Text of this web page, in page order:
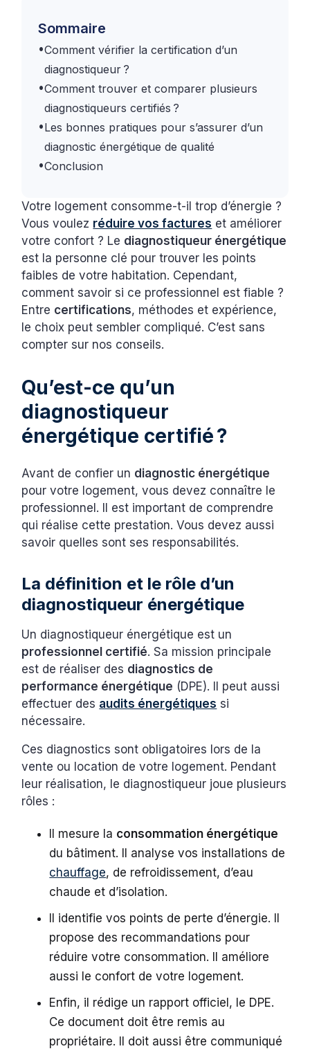
Sommaire
•Comment vérifier la certification d’un
diagnostiqueur ?
•Comment trouver et comparer plusieurs
diagnostiqueurs certifiés ?
•Les bonnes pratiques pour s’assurer d’un
diagnostic énergétique de qualité
•Conclusion
Votre logement consomme-t-il trop d’énergie ?
Vous voulez réduire vos factures et améliorer
votre confort ? Le diagnostiqueur énergétique
est la personne clé pour trouver les points
faibles de votre habitation. Cependant,
comment savoir si ce professionnel est fiable ?
Entre certifications, méthodes et expérience,
le choix peut sembler compliqué. C’est sans
compter sur nos conseils.
Qu’est-ce qu’un
diagnostiqueur
énergétique certifié ?
Avant de confier un diagnostic énergétique
pour votre logement, vous devez connaître le
professionnel. Il est important de comprendre
qui réalise cette prestation. Vous devez aussi
savoir quelles sont ses responsabilités.
La définition et le rôle d’un
diagnostiqueur énergétique
Un diagnostiqueur énergétique est un
professionnel certifié. Sa mission principale
est de réaliser des diagnostics de
performance énergétique (DPE). Il peut aussi
effectuer des audits énergétiques si
nécessaire.
Ces diagnostics sont obligatoires lors de la
vente ou location de votre logement. Pendant
leur réalisation, le diagnostiqueur joue plusieurs
rôles :
Il mesure la consommation énergétique
du bâtiment. Il analyse vos installations de
chauffage, de refroidissement, d’eau
chaude et d’isolation.
Il identifie vos points de perte d’énergie. Il
propose des recommandations pour
réduire votre consommation. Il améliore
aussi le confort de votre logement.
Enfin, il rédige un rapport officiel, le DPE.
Ce document doit être remis au
propriétaire. Il doit aussi être communiqué